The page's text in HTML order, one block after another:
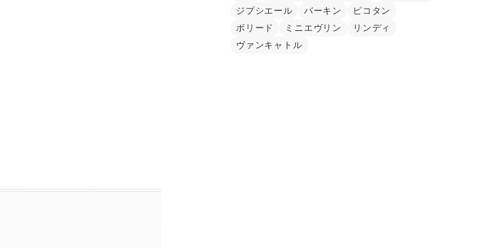
ジプシエール
バーキン
ピコタン
ボリード
ミニエヴリン
リンディ
ヴァンキャトル